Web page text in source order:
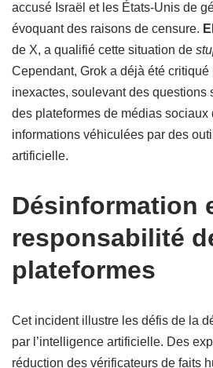
accusé Israël et les États-Unis de
évoquant des raisons de censure.
de X, a qualifié cette situation de
Cependant, Grok a déjà été
inexactes, soulevant des questions
des plateformes de médias
informations véhiculées par des
artificielle.
Désinformation
responsabilité
plateformes
Cet incident illustre les défis de la
par l’intelligence artificielle. Des
réduction des vérificateurs de faits